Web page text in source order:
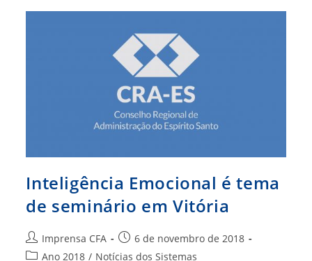
Solimões
Inteligência Emocional é tema
de seminário em Vitória
Autor
do
Imprensa CFA
Post
publicado:
6 de novembro de 2018
Categoria
Ano 2018 / Notícias dos Sistemas